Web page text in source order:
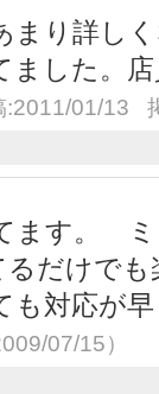
まり詳し
ました。
:2011/01/13
ます。 ミ
だけで
も対応が
07/15）